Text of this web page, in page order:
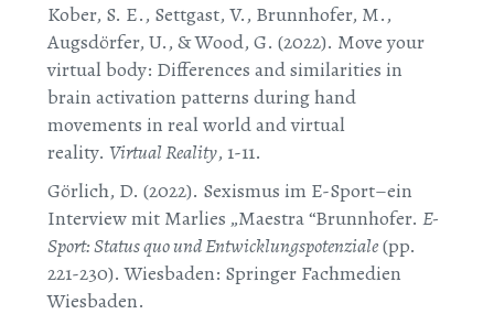
Kober, S. E., Settgast, V., Brunnhofer, M.,
Augsdörfer, U., & Wood, G. (2022). Move your
virtual body: Differences and similarities in
brain activation patterns during hand
movements in real world and virtual
reality. Virtual Reality, 1-11.
Görlich, D. (2022). Sexismus im E-Sport–ein
Interview mit Marlies „Maestra “Brunnhofer. E-
Sport: Status quo und Entwicklungspotenziale(pp.
221-230). Wiesbaden: Springer Fachmedien
Wiesbaden.